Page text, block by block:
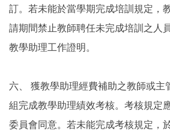
訂。若未能於當學期完成培訓規定，
請期間禁止教師聘任未完成培訓之人
教學助理工作證明。
六、
獲教學助理經費補助之教師或主
組完成教學助理績效考核。考核規定
委員會同意。若未能完成考核規定，